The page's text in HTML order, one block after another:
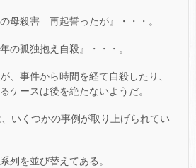
母殺害 再起誓ったが』・・・。
の孤独抱え自殺』・・・。
、事件から時間を経て自殺したり、
ケースは後を絶たないようだ。
いくつかの事例が取り上げられてい
列を並び替えてある。